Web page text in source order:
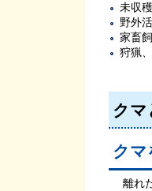
未収
野外
家畜
狩猟
クマ
クマ
離れ